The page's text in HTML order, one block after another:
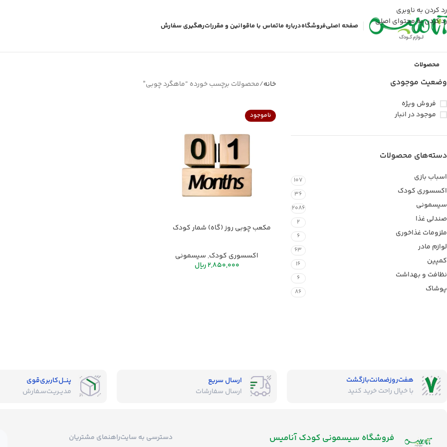
رد کردن به ناوبری
رد کردن به محتوای اصلی
صفحه اصلیفروشگاهدرباره ماتماس با ماقوانین و مقرراترهگیری سفارش
محصولات
وضعیت موجودی
فروش ویژه
موجود در انبار
دسته‌های محصولات
اسباب بازی 107
اکسسوری کودک 36
سیسمونی 2086
صندلی غذا 2
ملزومات غذاخوری 6
لوازم مادر 63
کمپین 16
نظافت و بهداشت 6
پوشاک 86
خانه محصولات برچسب خورده “ماهگرد چوبی”
ناموجود
مکعب چوبی روز (گاه) شمار کودک
اکسسوری کودک, سیسمونی
2,850,000ریال
هفت‌روز‌ضمانت‌بازگشت
با خیال راحت خرید کنید
ارسال سریع
ارسال سفارشات
پنــل‌کاربری‌قوی
مدیــریـت‌سـفارش
فروشگاه‌ سیسمونی کودک آنامیس دسترسی به سایتراهنمای مشتریان